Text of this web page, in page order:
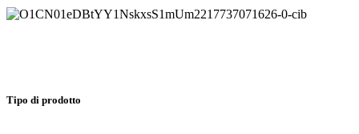
Tipo di prodotto